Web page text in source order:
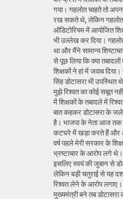
गया। गहलोत चाहते तो
रख सकते थे, लेकिन गहलोत
ऑडिटोरियम में आयोजित
भी उल्लेख कर दिया।
था और मैंने सामान्य
से पूछ लिया कि क्या
शिक्षकों ने हां में जवाब
सिंह डोटासरा भी उपस्थित
मुझे रिश्वत का कोई सबूत
में शिक्षकों के तबादले में
बात कहकर डोटासरा के
है। भाजपा के नेता आज तक
कटघरे में खड़ा करते हैं और
वर्ष पहले मेरी सरकार के
भ्रष्टाचार के आरोप लगे थे।
इसलिए स्वयं की जुबान से
लेकिन बड़ी चतुराई से यह
रिश्वत लेने के आरोप लगाए।
मुख्यमंत्री बने तब डोटासरा